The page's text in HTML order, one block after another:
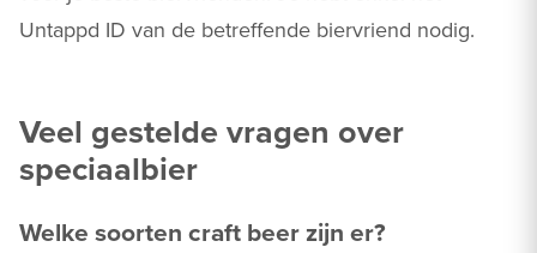
Untappd ID van de betreffende biervriend nodig.
Veel gestelde vragen over
speciaalbier
Welke soorten craft beer zijn er?